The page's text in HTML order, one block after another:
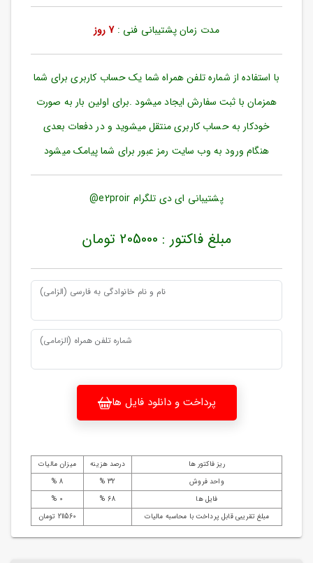
بازیابی
رمز
مندی
ها
مدت زمان پشتیبانی فنی :7 روز
با استفاده از شماره تلفن همراه شما یک حساب کاربری برای شما
همزمان با ثبت سفارش ایجاد میشود .برای اولین بار به صورت
خودکار به حساب کاربری منتقل میشوید و در دفعات بعدی
هنگام ورود به وب سایت رمز عبور برای شما پیامک میشود
پشتیبانی ای دی تلگرام e2proir@
مبلغ فاکتور : 205000 تومان
نام و نام خانوادگی به فارسی (الزامی)
شماره تلفن همراه (الزمامی)
پرداخت و دانلود فایل ها
ریز فاکتور ها درصد هزینه
میزان مالیات
واحد فروش
32 %
8 %
فایل ها
68 %
0 %
مبلغ تقریبی قابل پرداخت با محاسبه مالیات
211560 تومان